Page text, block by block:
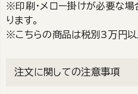
※印刷・メロー掛けが必要な
ります。
※こちらの商品は税別3万円以
注文に関しての注意事項